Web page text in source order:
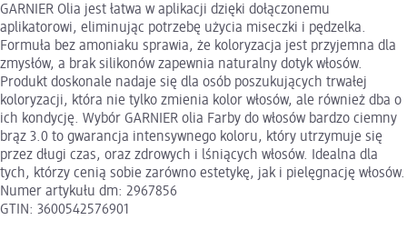
GARNIER Olia jest łatwa w aplikacji dzięki dołączonemu
aplikatorowi, eliminując potrzebę użycia miseczki i pędzelka.
Formuła bez amoniaku sprawia, że koloryzacja jest przyjemna dla
zmysłów, a brak silikonów zapewnia naturalny dotyk włosów.
Produkt doskonale nadaje się dla osób poszukujących trwałej
koloryzacji, która nie tylko zmienia kolor włosów, ale również dba o
ich kondycję. Wybór GARNIER olia Farby do włosów bardzo ciemny
brąz 3.0 to gwarancja intensywnego koloru, który utrzymuje się
przez długi czas, oraz zdrowych i lśniących włosów. Idealna dla
tych, którzy cenią sobie zarówno estetykę, jak i pielęgnację włosów.
Numer artykułu dm: 2967856
GTIN: 3600542576901